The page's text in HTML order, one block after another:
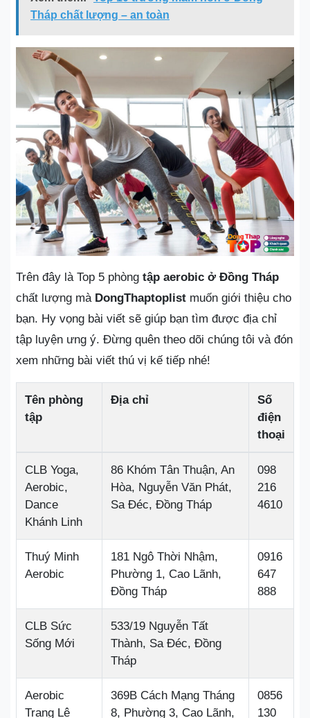
Tháp chất lượng – an toàn
Trên đây là Top 5 phòng tập aerobic ở Đồng Tháp
chất lượng mà DongThaptoplist muốn giới thiệu cho
bạn. Hy vọng bài viết sẽ giúp bạn tìm được địa chỉ
tập luyện ưng ý. Đừng quên theo dõi chúng tôi và đón
xem những bài viết thú vị kế tiếp nhé!
Tên phòng
tập
Địa chỉ
Số
điện
thoại
CLB Yoga,
Aerobic,
Dance
Khánh Linh
86 Khóm Tân Thuận, An
Hòa, Nguyễn Văn Phát,
Sa Đéc, Đồng Tháp
098
216
4610
Thuý Minh
Aerobic
181 Ngô Thời Nhậm,
Phường 1, Cao Lãnh,
Đồng Tháp
0916
647
888
CLB Sức
Sống Mới
533/19 Nguyễn Tất
Thành, Sa Đéc, Đồng
Tháp
Aerobic
Trang Lê
369B Cách Mạng Tháng
8, Phường 3, Cao Lãnh,
0856
130